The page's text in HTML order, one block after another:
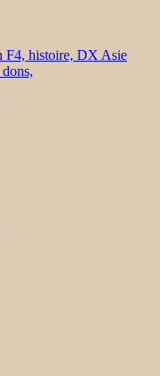
F4, histoire, DX Asie